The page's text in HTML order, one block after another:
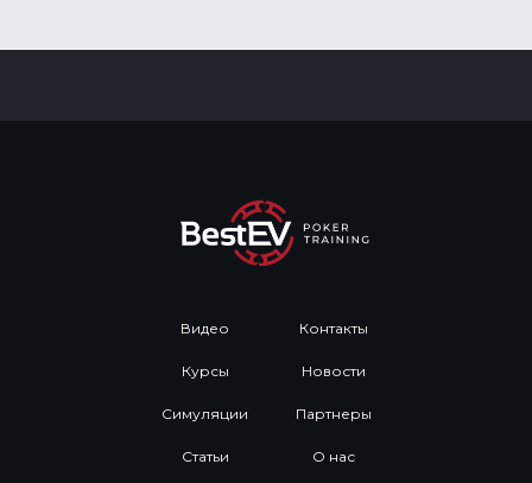
Видео
Курсы
Симуляции
Статьи
Контакты
Новости
Партнеры
О нас